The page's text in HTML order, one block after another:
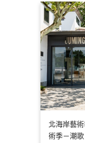
北海岸藝
術季－潮